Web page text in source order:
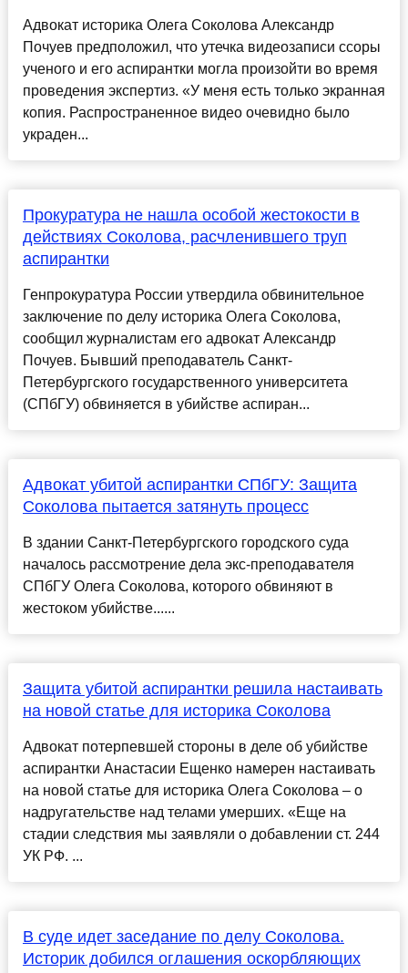
Адвокат историка Олега Соколова Александр
Почуев предположил, что утечка видеозаписи ссоры
ученого и его аспирантки могла произойти во время
проведения экспертиз. «У меня есть только экранная
копия. Распространенное видео очевидно было
украден...
Прокуратура не нашла особой жестокости в
действиях Соколова, расчленившего труп
аспирантки
Генпрокуратура России утвердила обвинительное
заключение по делу историка Олега Соколова,
сообщил журналистам его адвокат Александр
Почуев. Бывший преподаватель Санкт-
Петербургского государственного университета
(СПбГУ) обвиняется в убийстве аспиран...
Адвокат убитой аспирантки СПбГУ: Защита
Соколова пытается затянуть процесс
В здании Санкт-Петербургского городского суда
началось рассмотрение дела экс-преподавателя
СПбГУ Олега Соколова, которого обвиняют в
жестоком убийстве......
Защита убитой аспирантки решила настаивать
на новой статье для историка Соколова
Адвокат потерпевшей стороны в деле об убийстве
аспирантки Анастасии Ещенко намерен настаивать
на новой статье для историка Олега Соколова – о
надругательстве над телами умерших. «Еще на
стадии следствия мы заявляли о добавлении ст. 244
УК РФ. ...
В суде идет заседание по делу Соколова.
Историк добился оглашения оскорбляющих